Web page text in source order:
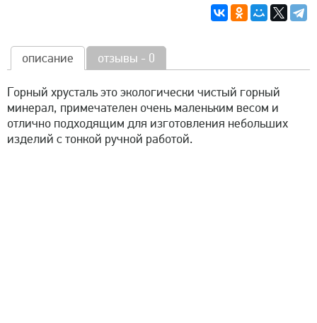
описание отзывы - 0
Горный хрусталь это экологически чистый горный
минерал, примечателен очень маленьким весом и
отлично подходящим для изготовления небольших
изделий с тонкой ручной работой.